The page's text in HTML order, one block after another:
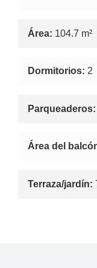
Área: 104.7 m²
Dormitorios: 2
Parqueaderos:
Área del
Terraza/jardín: